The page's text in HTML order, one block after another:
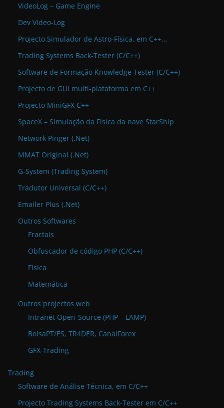
VideoLog – Game Engine
Dev Video-Log
Projecto Simulador de Astro-Física, em C++…
Trading Systems Back-Tester (C/C++)
Software de Formação Knowledge Tester (C/C++)
Projecto de GUI multi-plataforma em C++
Projecto MiniGFX C++
SpaceX – Simulação da Física da nave StarShip
Network Pinger (.Net)
MMAT Original (.Net)
G-System (Trading System)
Tradutor Universal (C/C++)
Emailer Plus (.Net)
Outros Softwares
Fractais
Obfuscador de código PHP (C/C++)
Física
Matemática
Outros projectos web
Intranet Open-Source (PHP – LAMP)
BolsaPT/ES, TR4DER, CanalForex
GFX-Trading
Trading
Software de Análise Técnica, em C/C++
Projecto Trading Systems Back-Tester em C/C++